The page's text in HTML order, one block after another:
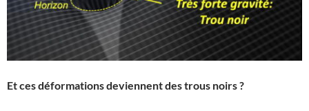
Et ces déformations deviennent des trous noirs ?